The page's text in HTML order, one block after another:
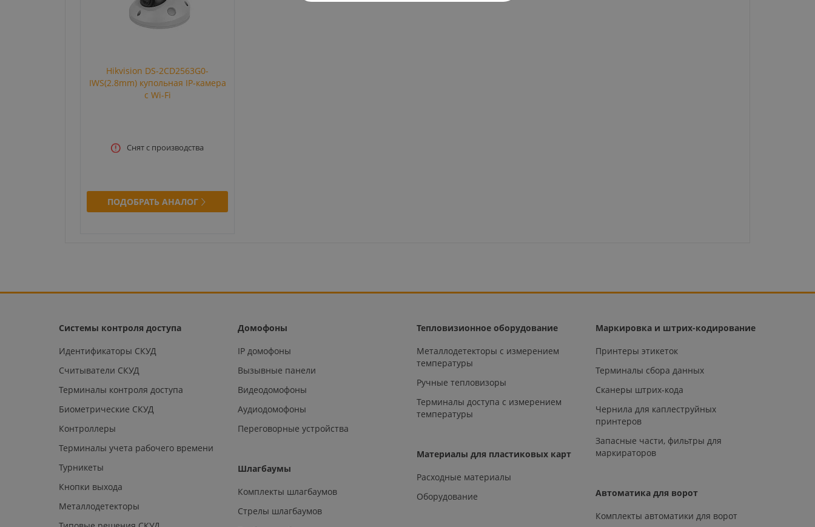
Hikvision DS-2CD2563G0-
IWS(2.8mm) купольная IP-камера
с Wi-Fi
Снят с производства
ПОДОБРАТЬ АНАЛОГ
Системы контроля доступа
Идентификаторы СКУД
Считыватели СКУД
Терминалы контроля доступа
Биометрические СКУД
Контроллеры
Терминалы учета рабочего времени
Турникеты
Кнопки выхода
Металлодетекторы
Домофоны
IP домофоны
Вызывные панели
Видеодомофоны
Аудиодомофоны
Переговорные устройства
Шлагбаумы
Комплекты шлагбаумов
Стрелы шлагбаумов
Тепловизионное оборудование
Металлодетекторы с измерением
температуры
Ручные тепловизоры
Терминалы доступа с измерением
температуры
Материалы для пластиковых карт
Расходные материалы
Оборудование
Маркировка и штрих-кодирование
Принтеры этикеток
Терминалы сбора данных
Сканеры штрих-кода
Чернила для каплеструйных
принтеров
Запасные части, фильтры для
маркираторов
Автоматика для ворот
Комплекты автоматики для ворот